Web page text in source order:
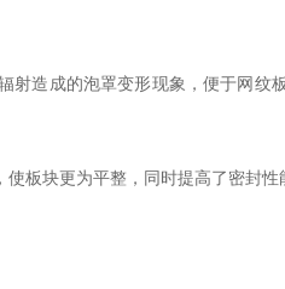
造成的泡罩变形现象，便于网纹
板块更为平整，同时提高了密封性